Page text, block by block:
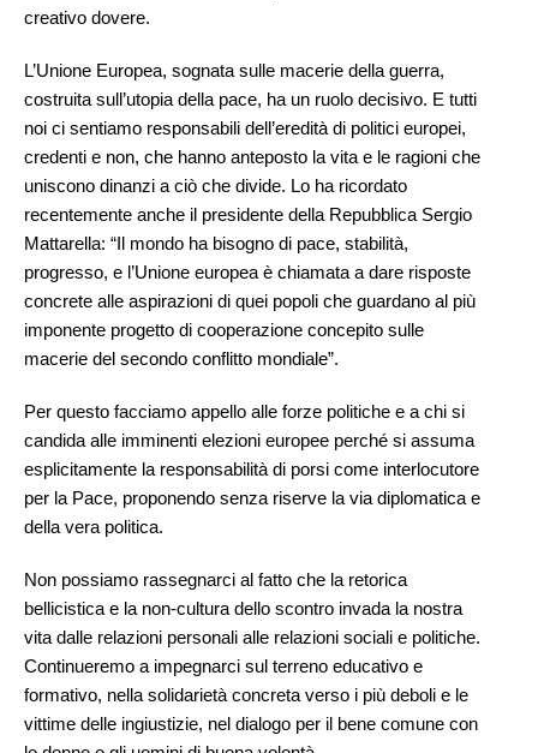
creativo dovere.
L’Unione Europea, sognata sulle macerie della guerra,
costruita sull’utopia della pace, ha un ruolo decisivo. E tutti
noi ci sentiamo responsabili dell’eredità di politici europei,
credenti e non, che hanno anteposto la vita e le ragioni che
uniscono dinanzi a ciò che divide. Lo ha ricordato
recentemente anche il presidente della Repubblica Sergio
Mattarella: “Il mondo ha bisogno di pace, stabilità,
progresso, e l’Unione europea è chiamata a dare risposte
concrete alle aspirazioni di quei popoli che guardano al più
imponente progetto di cooperazione concepito sulle
macerie del secondo conflitto mondiale”.
Per questo facciamo appello alle forze politiche e a chi si
candida alle imminenti elezioni europee perché si assuma
esplicitamente la responsabilità di porsi come interlocutore
per la Pace, proponendo senza riserve la via diplomatica e
della vera politica.
Non possiamo rassegnarci al fatto che la retorica
bellicistica e la non-cultura dello scontro invada la nostra
vita dalle relazioni personali alle relazioni sociali e politiche.
Continueremo a impegnarci sul terreno educativo e
formativo, nella solidarietà concreta verso i più deboli e le
vittime delle ingiustizie, nel dialogo per il bene comune con